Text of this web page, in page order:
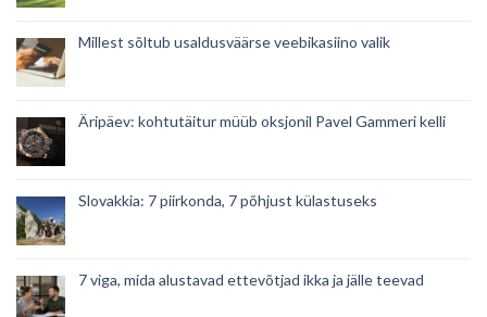
Millest sõltub usaldusväärse veebikasiino valik
Äripäev: kohtutäitur müüb oksjonil Pavel Gammeri kelli
Slovakkia: 7 piirkonda, 7 põhjust külastuseks
7 viga, mida alustavad ettevõtjad ikka ja jälle teevad